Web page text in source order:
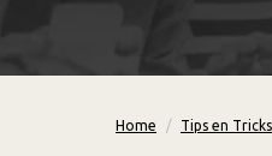
Home Tips en Tricks